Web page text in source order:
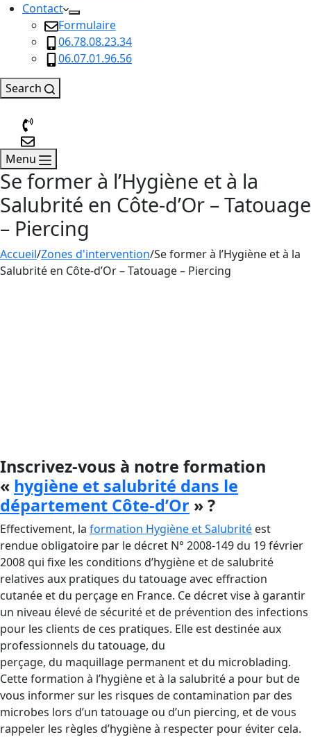
Contact
Formulaire
06.78.08.23.34
06.07.01.96.56
Search
Menu
Se former à l’Hygiène et à la
Salubrité en Côte-d’Or – Tatouage
– Piercing
Accueil/Zones d'intervention/Se former à l’Hygiène et à la
Salubrité en Côte-d’Or – Tatouage – Piercing
Inscrivez-vous à notre formation
« hygiène et salubrité dans le
département Côte-d’Or » ?
Effectivement, la formation Hygiène et Salubrité est
rendue obligatoire par le décret N° 2008-149 du 19 février
2008 qui fixe les conditions d’hygiène et de salubrité
relatives aux pratiques du tatouage avec effraction
cutanée et du perçage en France. Ce décret vise à garantir
un niveau élevé de sécurité et de prévention des infections
pour les clients de ces pratiques. Elle est destinée aux
professionnels du tatouage, du
perçage, du maquillage permanent et du microblading.
Cette formation à l’hygiène et à la salubrité a pour but de
vous informer sur les risques de contamination par des
microbes lors d’un tatouage ou d’un piercing, et de vous
rappeler les règles d’hygiène à respecter pour éviter cela.